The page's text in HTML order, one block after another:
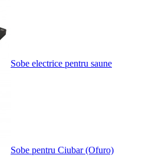
Sobe electrice pentru saune
Sobe pentru Ciubar (Ofuro)